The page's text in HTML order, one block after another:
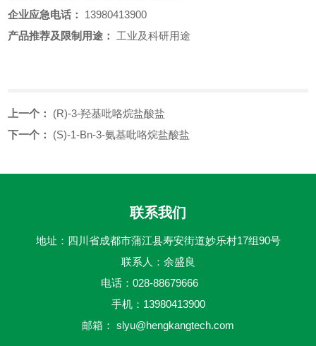
企业应急电话：
13980413900
产品推荐及限制用途：
工业及科研用途
上一个： (R)-3-羟基吡咯烷盐酸盐
下一个： (S)-1-Bn-3-氨基吡咯烷盐酸盐
联系我们
地址：四川省成都市蒲江县寿安街道妙乐村17组90号
联系人：余盛良
电话：028-88679666
手机：13980413900
邮箱： slyu@hengkangtech.com